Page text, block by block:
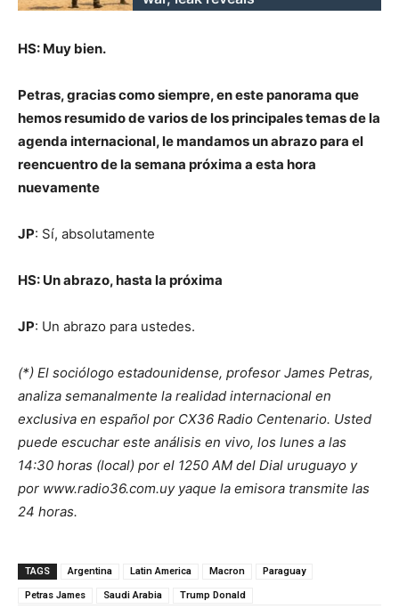
HS: Muy bien.
Petras, gracias como siempre, en este panorama que
hemos resumido de varios de los principales temas de la
agenda internacional, le mandamos un abrazo para el
reencuentro de la semana próxima a esta hora
nuevamente
JP: Sí, absolutamente
HS: Un abrazo, hasta la próxima
JP: Un abrazo para ustedes.
(*) El sociólogo estadounidense, profesor James Petras,
analiza semanalmente la realidad internacional en
exclusiva en español por CX36 Radio Centenario. Usted
puede escuchar este análisis en vivo, los lunes a las
14:30 horas (local) por el 1250 AM del Dial uruguayo y
por www.radio36.com.uy yaque la emisora transmite las
24 horas.
TAGS Argentina Latin America Macron Paraguay
Petras James Saudi Arabia Trump Donald